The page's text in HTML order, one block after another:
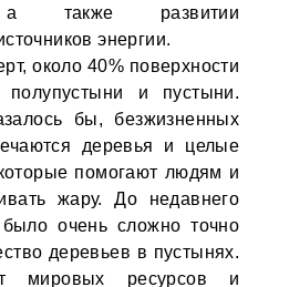
а также развитии
энергии.
около 40% поверхности
и пустыни.
бы, безжизненных
деревья и целые
помогают людям и
жару. До недавнего
очень сложно точно
деревьев в пустынях.
мировых ресурсов и